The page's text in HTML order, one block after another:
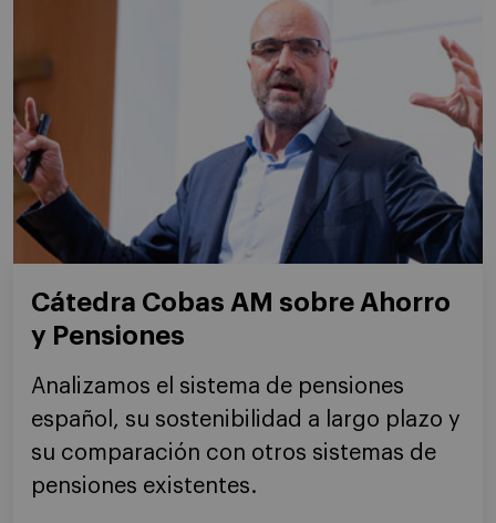
Cátedra Cobas AM sobre Ahorro
y Pensiones
Analizamos el sistema de pensiones
español, su sostenibilidad a largo plazo y
su comparación con otros sistemas de
pensiones existentes.